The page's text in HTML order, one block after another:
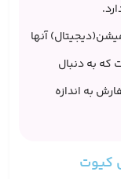
آنها
که به دنبال
به اندازه
کیوت